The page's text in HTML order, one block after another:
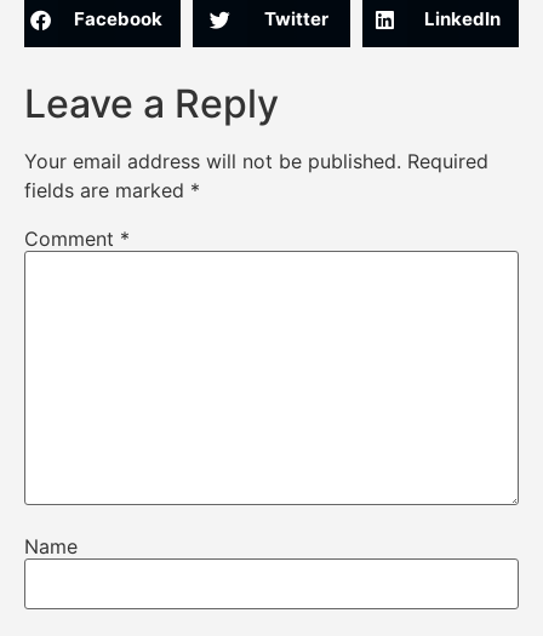
Facebook Twitter LinkedIn
Leave a Reply
Your email address will not be published. Required
fields are marked *
Comment *
Name